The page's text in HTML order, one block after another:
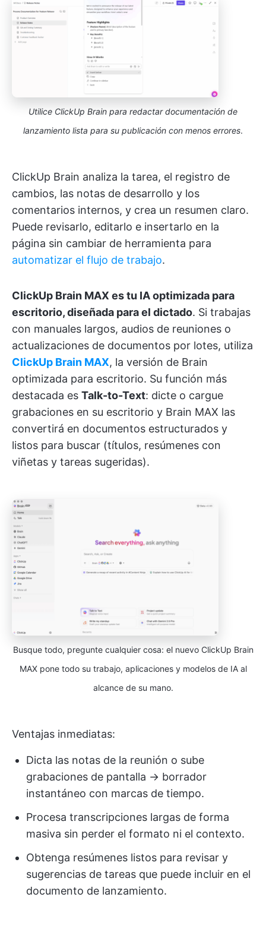
Utilice ClickUp Brain para redactar documentación de
lanzamiento lista para su publicación con menos errores.
ClickUp Brain analiza la tarea, el registro de
cambios, las notas de desarrollo y los
comentarios internos, y crea un resumen claro.
Puede revisarlo, editarlo e insertarlo en la
página sin cambiar de herramienta para
automatizar el flujo de trabajo.
ClickUp Brain MAX es tu IA optimizada para
escritorio, diseñada para el dictado. Si trabajas
con manuales largos, audios de reuniones o
actualizaciones de documentos por lotes, utiliza
ClickUp Brain MAX, la versión de Brain
optimizada para escritorio. Su función más
destacada es Talk-to-Text: dicte o cargue
grabaciones en su escritorio y Brain MAX las
convertirá en documentos estructurados y
listos para buscar (títulos, resúmenes con
viñetas y tareas sugeridas).
Busque todo, pregunte cualquier cosa: el nuevo ClickUp Brain
MAX pone todo su trabajo, aplicaciones y modelos de IA al
alcance de su mano.
Ventajas inmediatas:
Dicta las notas de la reunión o sube
grabaciones de pantalla → borrador
instantáneo con marcas de tiempo.
Procesa transcripciones largas de forma
masiva sin perder el formato ni el contexto.
Obtenga resúmenes listos para revisar y
sugerencias de tareas que puede incluir en el
documento de lanzamiento.